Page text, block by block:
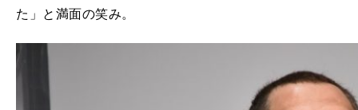
た」と満面の笑み。